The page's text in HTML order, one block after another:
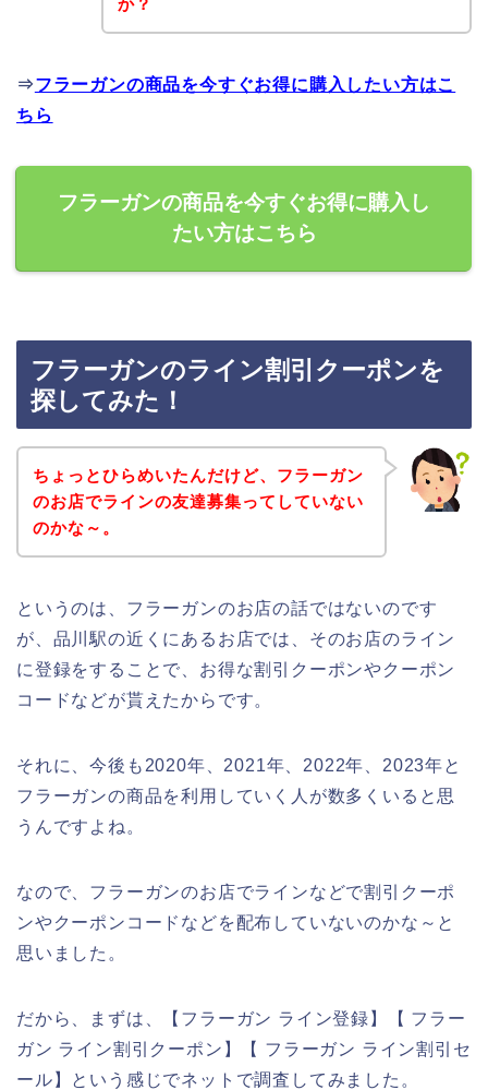
か？
⇒フラーガンの商品を今すぐお得に購入したい方はこ
ちら
フラーガンの商品を今すぐお得に購入し
たい方はこちら
フラーガンのライン割引クーポンを
探してみた！
ちょっとひらめいたんだけど、フラーガン
のお店でラインの友達募集ってしていない
のかな～。
というのは、フラーガンのお店の話ではないのです
が、品川駅の近くにあるお店では、そのお店のライン
に登録をすることで、お得な割引クーポンやクーポン
コードなどが貰えたからです。
それに、今後も2020年、2021年、2022年、2023年と
フラーガンの商品を利用していく人が数多くいると思
うんですよね。
なので、フラーガンのお店でラインなどで割引クーポ
ンやクーポンコードなどを配布していないのかな～と
思いました。
だから、まずは、【フラーガン ライン登録】【 フラー
ガン ライン割引クーポン】【 フラーガン ライン割引セ
ール】という感じでネットで調査してみました。